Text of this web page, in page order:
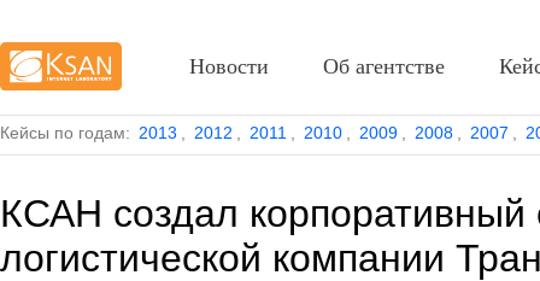
Кейсы по годам: 2013 2012 2011 2010 2009 2008 2007
КСАН создал корпоративный
логистической компании
Новости Об агентстве